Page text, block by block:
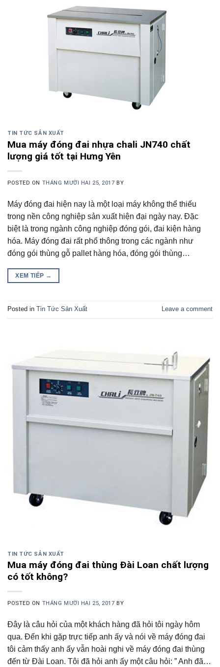
TIN TỨC SẢN XUẤT
Mua máy đóng đai nhựa chali JN740 chất
lượng giá tốt tại Hưng Yên
POSTED ON THÁNG MƯỜI HAI 25, 2017 BY
Máy đóng đai hiện nay là một loại máy không thể thiếu
trong nền công nghiệp sản xuất hiện đại ngày nay. Đặc
biệt là trong ngành công nghiệp đóng gói, đai kiện hàng
hóa. Máy đóng đai rất phổ thông trong các ngành như
đóng gói thùng gỗ pallet hàng hóa, đóng gói thùng…
XEM TIẾP →
Posted in Tin Tức Sản Xuất Leave a comment
TIN TỨC SẢN XUẤT
Mua máy đóng đai thùng Đài Loan chất lượng
có tốt không?
POSTED ON THÁNG MƯỜI HAI 25, 2017 BY
Đây là câu hỏi của một khách hàng đã hỏi tôi ngày hôm
qua. Đến khi gặp trực tiếp anh ấy và nói về máy đóng đai
tôi cảm thấy anh ấy vẫn hoài nghi về máy đóng đai thùng
đến từ Đài Loan. Tôi đã hỏi anh ấy một câu hỏi: ” Anh đã…